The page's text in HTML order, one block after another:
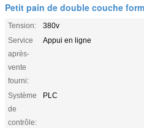
Petit pain de double couche
Tension:
380v
Service
après-
vente
fourni:
Appui en ligne
Système
de
contrôle:
PLC